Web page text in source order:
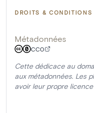
DROITS &
Métadonnées
CC0
Cette dédicace au
aux métadonnées. Les
avoir leur propre